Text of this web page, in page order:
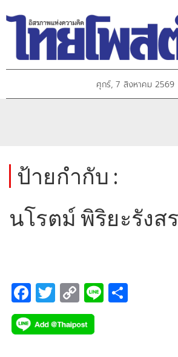
ศุกร์, 7 สิงหาคม 2569
ป้ายกำกับ :
นโรตม์ พิริยะรังส
F
ac
e
T
wi
tt
C
o
p
Li